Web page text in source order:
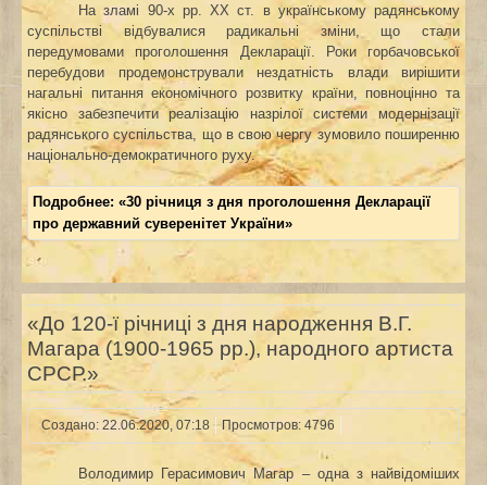
На зламі 90-х рр. XX cт. в українському радянському
суспільстві відбувалися радикальні зміни, що стали
передумовами проголошення Декларації. Роки горбачовської
перебудови продемонстрували нездатність влади вирішити
нагальні питання економічного розвитку країни, повноцінно та
якісно забезпечити реалізацію назрілої системи модернізації
радянського суспільства, що в свою чергу зумовило поширенню
національно-демократичного руху.
Подробнее: «30 річниця з дня проголошення Декларації
про державний суверенітет України»
«До 120-ї річниці з дня народження В.Г.
Магара (1900-1965 рр.), народного артиста
СРСР.»
Создано: 22.06.2020, 07:18 Просмотров: 4796
Володимир Герасимович Магар – одна з найвідоміших